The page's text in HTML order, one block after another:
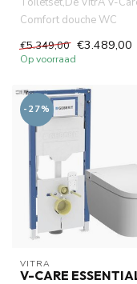
Comfort douche WC
combineert hig-tech
technologie, com...
€5.349,00 €3.489,00
Op voorraad
-27%
VITRA
V-CARE